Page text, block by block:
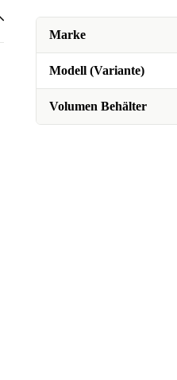
Marke
Modell (Variante)
Volumen Behälter